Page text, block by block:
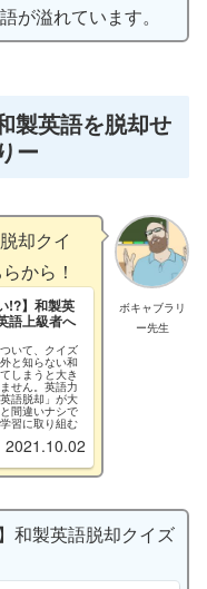
が溢れています。
製英語を脱却せ
ー
ボキャブラリ
ー先生
却クイ
から！
!?】和製英
語上級者へ
いて、クイズ
と知らない和
しまうと大き
せん。英語力
語脱却」が大
間違いナシで
習に取り組む
、役に立った
。
2021.10.02
和製英語脱却クイズ